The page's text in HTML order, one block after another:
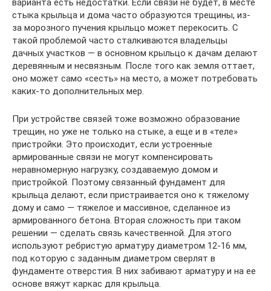
стыка крыльца и дома часто образуются трещины, из-
за морозного пучения крыльцо может перекосить. С
такой проблемой часто сталкиваются владельцы
дачных участков — в основном крыльцо к дачам делают
деревянным и несвязным. После того как земля оттает,
оно может само «сесть» на место, а может потребовать
каких-то дополнительных мер.
При устройстве связей тоже возможно образование
трещин, но уже не только на стыке, а еще и в «теле»
пристройки. Это происходит, если устроенные
армированные связи не могут компенсировать
неравномерную нагрузку, создаваемую домом и
пристройкой. Поэтому связанный фундамент для
крыльца делают, если пристраивается оно к тяжелому
дому и само — тяжелое и массивное, сделанное из
армированного бетона. Вторая сложность при таком
решении — сделать связь качественной. Для этого
используют ребристую арматуру диаметром 12-16 мм,
под которую с заданным диаметром сверлят в
фундаменте отверстия. В них забивают арматуру и на ее
основе вяжут каркас для крыльца.